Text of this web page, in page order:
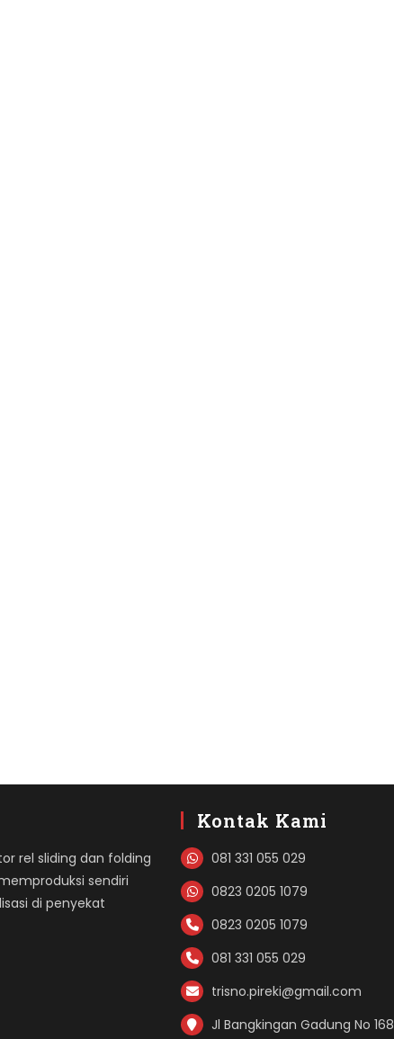
rel sliding dan folding
sendiri
di penyekat
Kontak Kami
081 331 055 029
0823 0205 1079
0823 0205 1079
081 331 055 029
trisno.pireki@gmail.com
Jl Bangkingan Gadung No 168